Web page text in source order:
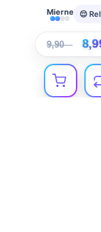
Mierne 😌
9,90€